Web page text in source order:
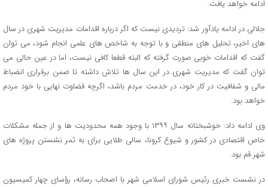
ادامه خواهد یافت.
جلالی در ادامه یادآور شد: تردیدی نیست که اگر درباره اقدامات مدیریت شهری در سال
های اخیر، تحلیل های منطقی و با توجه به شاخص های علمی انجام شود، می توان
گفت که اقدامات خوبی صورت گرفته که البته قطعا کافی نیست، اما در عین حالی می
توان گفت که مدیریت شهری در این سال ها تلاش داشته تا ضمن برقراری انضباط
مالی و شفافیت در کار خود، در خدمت مردم باشد، اگرچه قضاوت نهایی با خود مردم
خواهد بود.
وی ادامه داد: خوشبختانه سال ۱۳۹۹ با وجود همه محدودیت ها و از جمله مشکلات
خاص اقتصادی در کشور و شیوع کرونا، سالی طلایی برای به ثمر نشستن پروژه های
شهر قم بود.
در نشست خبری رئیس شورای اسلامی شهر با اصحاب رسانه، رؤسای چهار کمیسیون